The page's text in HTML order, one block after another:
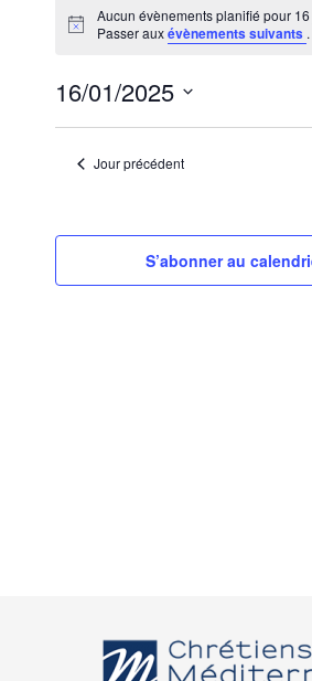
Notice
Aucun évènements planifié pour
Passer auxévènements suivants .
16/01/2025
date. Jour précédent
S’abonner au